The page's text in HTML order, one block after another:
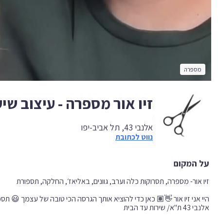
מספרה
זיו אור מספרה - עיצוב
אלנבי 43, תל אביב-יפו
נווט לכתובת
על המקום
אלנבי 43 ת"א/ שירות עד הבית